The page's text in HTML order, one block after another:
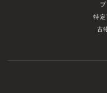
特
古